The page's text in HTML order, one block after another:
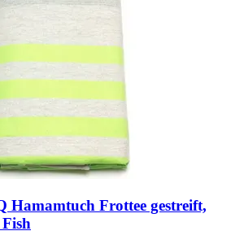
Hamamtuch Frottee gestreift,